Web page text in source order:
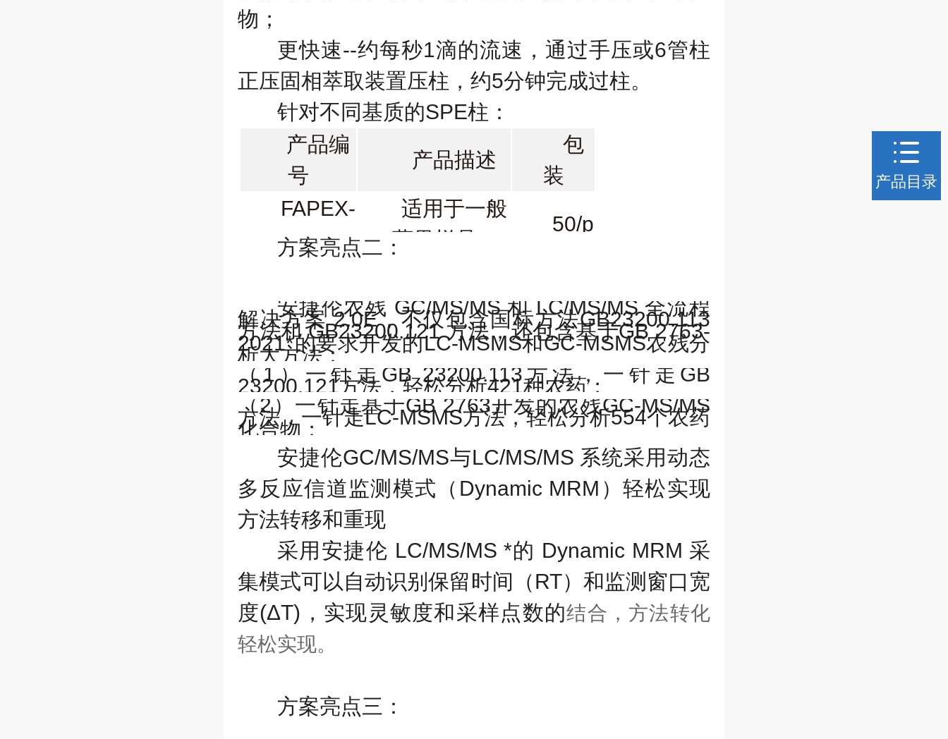
物；
更快速--约每秒1滴的流速，通过手压或6管柱
正压固相萃取装置压柱，约5分钟完成过柱。
针对不同基质的SPE柱：
产品编
号
产品描述
包
装
FAPEX-
GEN50
适用于一般
蔬果样品
50/p
CHL50
素含量蔬果样品
FAPEX-
CER50
适用于谷物
类样品
50/p
FAPEX-
TEA50
适用于茶类
样品
50/p
方案亮点二：
安捷伦农残 GC/MS/MS和LC/MS/MS全流程
解决方案2.0E，不仅包含国标方法GB23200.113
方法和GB23200.121方法，还包含基于GB 2763-
2021*的要求开发的LC-MSMS和GC-MSMS农残分
析大方法：
（1） 一针走 GB 23200.113方法，一针走 GB
23200.121方法，轻松分析421种农药；
（2） 一针走基于GB 2763开发的农残GC-MS/MS
方法，一针走LC-MSMS方法，轻松分析554个农药
化合物；
安捷伦GC/MS/MS与LC/MS/MS 系统采用动态
多反应信道监测模式（ Dynamic MRM ）轻松实现
方法转移和重现
采用安捷伦 LC/MS/MS *的 Dynamic MRM 采
集模式可以自动识别保留时间（RT）和监测窗口宽
度(ΔT) ，实现灵敏度和采样点数的结合，方法转化
轻松实现。
方案亮点三：
产品目录